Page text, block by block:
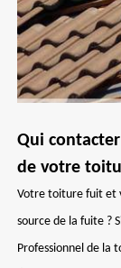
Qui
de votre
Votre toiture fuit et
source de la fuite ?
Professionnel de la